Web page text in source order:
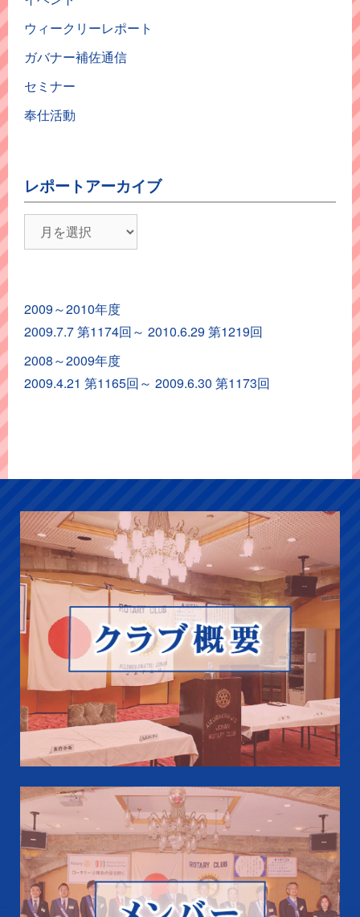
ウィークリーレポート
ガバナー補佐通信
セミナー
奉仕活動
レポートアーカイブ
ポ
ア
ー
カ
イ
2009～2010年度
2009.7.7 第1174回～ 2010.6.29 第1219回
2008～2009年度
2009.4.21 第1165回～ 2009.6.30 第1173回